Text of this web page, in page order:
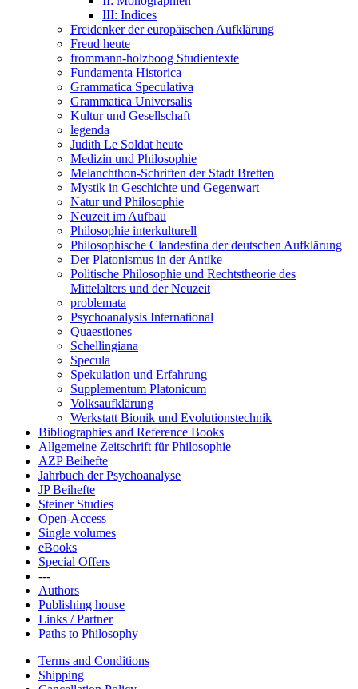
III: Indices
Freidenker der europäischen Aufklärung
Freud heute
frommann-holzboog Studientexte
Fundamenta Historica
Grammatica Speculativa
Grammatica Universalis
Kultur und Gesellschaft
legenda
Judith Le Soldat heute
Medizin und Philosophie
Melanchthon-Schriften der Stadt Bretten
Mystik in Geschichte und Gegenwart
Natur und Philosophie
Neuzeit im Aufbau
Philosophie interkulturell
Philosophische Clandestina der deutschen Aufklärung
Der Platonismus in der Antike
Politische Philosophie und Rechtstheorie des
Mittelalters und der Neuzeit
problemata
Psychoanalysis International
Quaestiones
Schellingiana
Specula
Spekulation und Erfahrung
Supplementum Platonicum
Volksaufklärung
Werkstatt Bionik und Evolutionstechnik
Bibliographies and Reference Books
Allgemeine Zeitschrift für Philosophie
AZP Beihefte
Jahrbuch der Psychoanalyse
JP Beihefte
Steiner Studies
Open-Access
Single volumes
eBooks
Special Offers
---
Authors
Publishing house
Links / Partner
Paths to Philosophy
Terms and Conditions
Shipping